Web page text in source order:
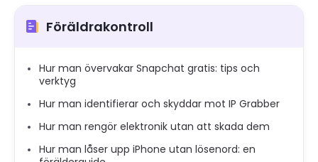
Föräldrakontroll
Hur man övervakar Snapchat gratis: tips och
verktyg
Hur man identifierar och skyddar mot IP Grabber
Hur man rengör elektronik utan att skada dem
Hur man låser upp iPhone utan lösenord: en